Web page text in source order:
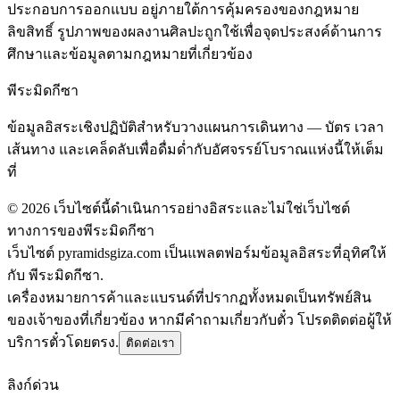
ประกอบการออกแบบ อยู่ภายใต้การคุ้มครองของกฎหมาย
ลิขสิทธิ์ รูปภาพของผลงานศิลปะถูกใช้เพื่อจุดประสงค์ด้านการ
ศึกษาและข้อมูลตามกฎหมายที่เกี่ยวข้อง
พีระมิดกีซา
ข้อมูลอิสระเชิงปฏิบัติสำหรับวางแผนการเดินทาง — บัตร เวลา
เส้นทาง และเคล็ดลับเพื่อดื่มด่ำกับอัศจรรย์โบราณแห่งนี้ให้เต็ม
ที่
© 2026 เว็บไซต์นี้ดำเนินการอย่างอิสระและไม่ใช่เว็บไซต์
ทางการของพีระมิดกีซา
เว็บไซต์ pyramidsgiza.com เป็นแพลตฟอร์มข้อมูลอิสระที่อุทิศให้
กับ พีระมิดกีซา.
เครื่องหมายการค้าและแบรนด์ที่ปรากฏทั้งหมดเป็นทรัพย์สิน
ของเจ้าของที่เกี่ยวข้อง หากมีคำถามเกี่ยวกับตั๋ว โปรดติดต่อผู้ให้
บริการตั๋วโดยตรง.
ติดต่อเรา
ลิงก์ด่วน